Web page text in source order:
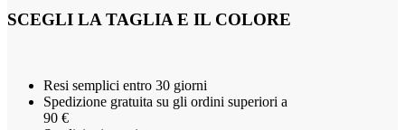
SCEGLI LA TAGLIA E IL COLORE
Resi semplici entro 30 giorni
Spedizione gratuita su gli ordini superiori a
90 €